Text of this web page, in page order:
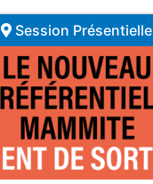
Session Présentielle